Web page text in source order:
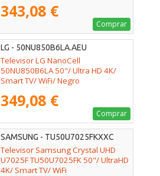
343,08 €
Comprar
LG - 50NU850B6LA.AEU
Televisor LG NanoCell
50NU850B6LA 50"/ Ultra HD 4K/
Smart TV/ WiFi/ Negro
349,08 €
Comprar
SAMSUNG - TU50U7025FKXXC
Televisor Samsung Crystal UHD
U7025F TU50U7025FK 50"/ UltraHD
4K/ Smart TV/ WiFi